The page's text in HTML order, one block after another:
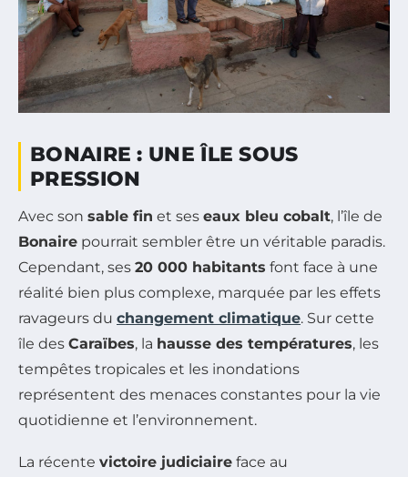
BONAIRE : UNE ÎLE SOUS
PRESSION
Avec son sable fin et ses eaux bleu cobalt, l’île de
Bonaire pourrait sembler être un véritable paradis.
Cependant, ses 20 000 habitants font face à une
réalité bien plus complexe, marquée par les effets
ravageurs du changement climatique. Sur cette
île des Caraïbes, la hausse des températures, les
tempêtes tropicales et les inondations
représentent des menaces constantes pour la vie
quotidienne et l’environnement.
La récente victoire judiciaire face au